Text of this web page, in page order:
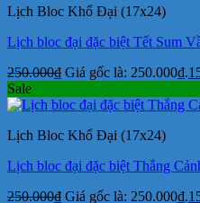
Lịch Bloc Khổ Đại (17x24)
Lịch bloc đại đặc biệt Tết Sum
250.000₫ Giá gốc là: 250.000₫.
Sale
Lịch Bloc Khổ Đại (17x24)
Lịch bloc đại đặc biệt Thắng
250.000₫ Giá gốc là: 250.000₫.